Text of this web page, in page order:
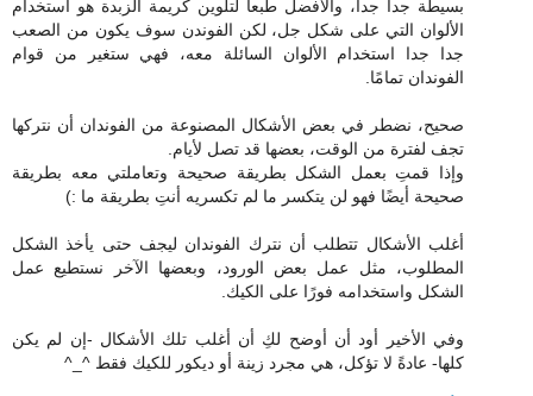
بسيطة جدا جدا، والأفضل طبعا لتلوين كريمة الزبدة هو استخدام
الألوان التي على شكل جل، لكن الفوندن سوف يكون من الصعب
جدا جدا استخدام الألوان السائلة معه، فهي ستغير من قوام
الفوندان تمامًا.
صحيح، نضطر في بعض الأشكال المصنوعة من الفوندان أن نتركها
تجف لفترة من الوقت، بعضها قد تصل لأيام.
وإذا قمتِ بعمل الشكل بطريقة صحيحة وتعاملتي معه بطريقة
صحيحة أيضًا فهو لن يتكسر ما لم تكسريه أنتِ بطريقة ما :)
أغلب الأشكال تتطلب أن نترك الفوندان ليجف حتى يأخذ الشكل
المطلوب، مثل عمل بعض الورود، وبعضها الآخر نستطيع عمل
الشكل واستخدامه فورًا على الكيك.
وفي الأخير أود أن أوضح لكِ أن أغلب تلك الأشكال -إن لم يكن
كلها- عادةً لا تؤكل، هي مجرد زينة أو ديكور للكيك فقط ^_^